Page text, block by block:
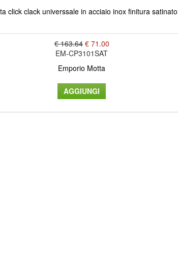
click clack universsale in acciaio inox finitura satinato
€ 163.64 € 71.00
EM-CP3101SAT
Emporio Motta